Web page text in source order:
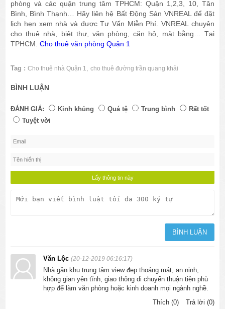
phòng và các quận trung tâm TPHCM: Quận 1,2,3, 10, Tân
Bình, Bình Thạnh… Hãy liên hệ Bất Động Sản VNREAL để đặt
lịch hẹn xem nhà và được Tư Vấn Miễn Phí. VNREAL chuyên
cho thuê nhà, biệt thự, văn phòng, căn hộ, mặt bằng… Tại
TPHCM.Cho thuê văn phòng Quận 1
Tag : Cho thuê nhà Quận 1,cho thuê đường trần quang khải
BÌNH LUẬN
ĐÁNH GIÁ: Kinh khủng Quá tệ Trung bình
Rất tốt
Tuyệt vời
Văn Lộc(20-12-2019 06:16:17)
Nhà gần khu trung tâm view đẹp thoáng mát, an ninh,
không gian yên tĩnh, giao thông di chuyển thuận tiện phù
hợp để làm văn phòng hoặc kinh doanh mọi ngành nghề.
Thích (0)
Trả lời (0)